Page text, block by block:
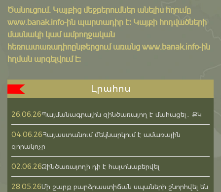
Ծանուցում․ Կայքից մեջբերումներ անելիս հղումը
www.banak.info-ին պարտադիր է: Կայքի հոդվածների
մասնակի կամ ամբողջական
հեռուստառադիոընթերցում առանց www.banak.info-ին
հղման արգելվում է:
Լրահոս
26.06.26Պայմանագրային զինծառայող է մահացել․ ՔԿ
04.06.26Հայաստանում մեկնարկում է ամառային
զորակոչը
02.06.26Զինծառայողի դի է հայտնաբերվել
28.05.26Մի շարք բարձրաստիճան սպաների շնորհվել են